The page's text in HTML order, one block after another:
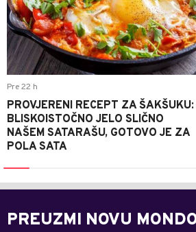
Pre 22 h
PROVJERENI RECEPT ZA ŠAKŠUKU:
BLISKOISTOČNO JELO SLIČNO
NAŠEM SATARAŠU, GOTOVO JE ZA
POLA SATA
PREUZMI NOVU